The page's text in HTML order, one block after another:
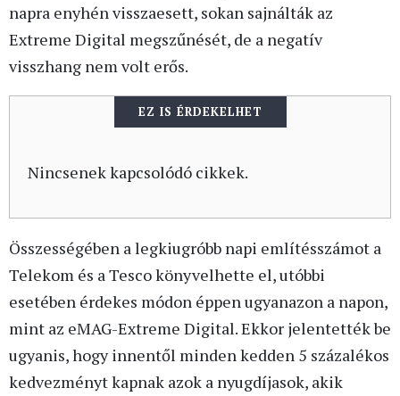
napra enyhén visszaesett, sokan sajnálták az
Extreme Digital megszűnését, de a negatív
visszhang nem volt erős.
EZ IS ÉRDEKELHET
Nincsenek kapcsolódó cikkek.
Összességében a legkiugróbb napi említésszámot a
Telekom és a Tesco könyvelhette el, utóbbi
esetében érdekes módon éppen ugyanazon a napon,
mint az eMAG-Extreme Digital. Ekkor jelentették be
ugyanis, hogy innentől minden kedden 5 százalékos
kedvezményt kapnak azok a nyugdíjasok, akik